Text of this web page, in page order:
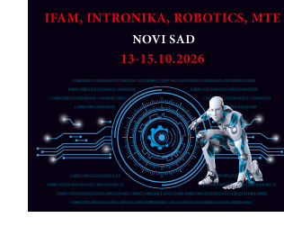
CTO - Prilagodite svoju toplinsku
PLC AKYTEC
AUKOM: Svetski standard metrologije
dostupan u Srbiji
MOTOMAN – NEXT-Robotika
veštačkom inteligencijom
I.SAFE MOBILE revolucioniše